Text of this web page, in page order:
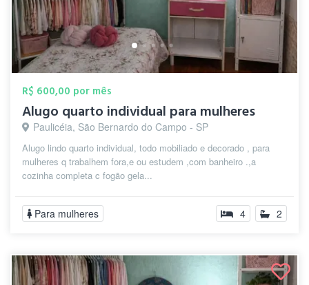
R$ 600,00 por mês
Alugo quarto individual para mulheres
Paulicéia, São Bernardo do Campo - SP
Alugo lindo quarto individual, todo mobiliado e decorado , para
mulheres q trabalhem fora,e ou estudem ,com banheiro .,a
cozinha completa c fogão gela...
Para mulheres 4 2